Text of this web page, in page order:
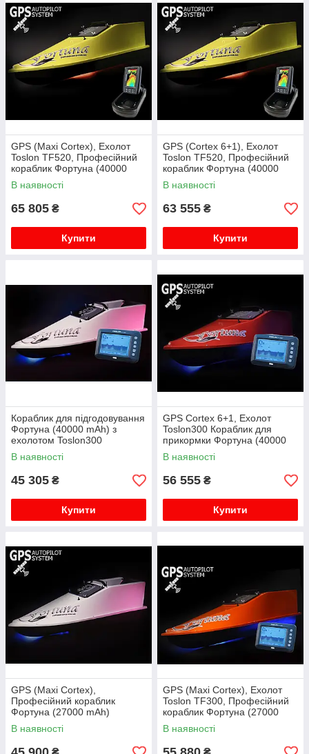
GPS (Maxi Cortex), Ехолот
Toslon TF520, Професійний
кораблик Фортуна (40000
mAh)
В наявності
65 805 ₴
Купити
GPS (Cortex 6+1), Ехолот
Toslon TF520, Професійний
кораблик Фортуна (40000
mAh)
В наявності
63 555 ₴
Купити
Кораблик для підгодовування
Фортуна (40000 mAh) з
ехолотом Toslon300
В наявності
45 305 ₴
Купити
GPS Cortex 6+1, Ехолот
Toslon300 Кораблик для
прикормки Фортуна (40000
mAh)
В наявності
56 555 ₴
Купити
GPS (Maxi Cortex),
Професійний кораблик
Фортуна (27000 mAh)
В наявності
GPS (Maxi Cortex), Ехолот
Toslon TF300, Професійний
кораблик Фортуна (27000
mAh)
В наявності